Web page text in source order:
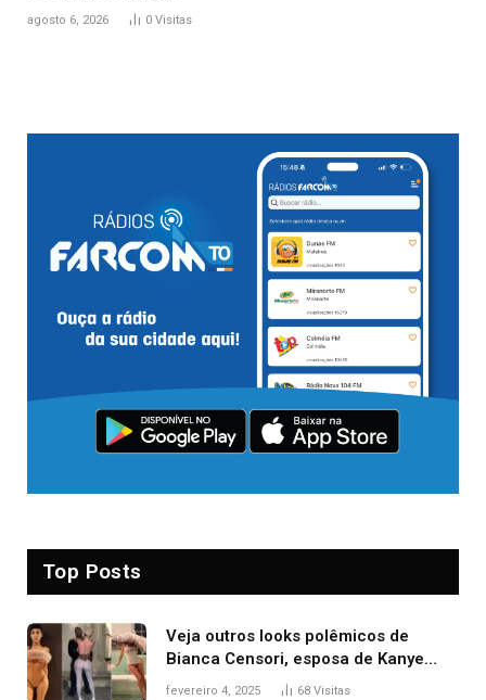
agosto 6, 2026 0 Visitas
Top Posts
Veja outros looks polêmicos de
Bianca Censori, esposa de Kanye
West que apareceu nua no Grammy
fevereiro 4, 2025 68 Visitas